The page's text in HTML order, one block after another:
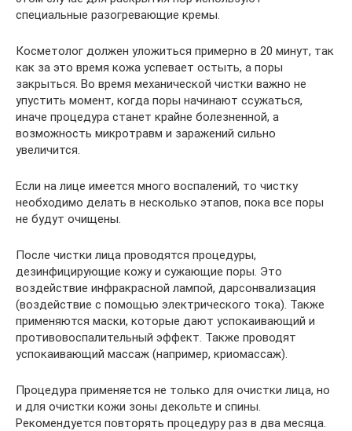
специальные разогревающие кремы.
Косметолог должен уложиться примерно в 20 минут, так
как за это время кожа успевает остыть, а поры
закрыться. Во время механической чистки важно не
упустить момент, когда поры начинают ссужаться,
иначе процедура станет крайне болезненной, а
возможность микротравм и заражений сильно
увеличится.
Если на лице имеется много воспалений, то чистку
необходимо делать в несколько этапов, пока все поры
не будут очищены.
После чистки лица проводятся процедуры,
дезинфицирующие кожу и сужающие поры. Это
воздействие инфракрасной лампой, дарсонвализация
(воздействие с помощью электрического тока). Также
применяются маски, которые дают успокаивающий и
противовоспалительный эффект. Также проводят
успокаивающий массаж (например, криомассаж).
Процедура применяется не только для очистки лица, но
и для очистки кожи зоны декольте и спины.
Рекомендуется повторять процедуру раз в два месяца.